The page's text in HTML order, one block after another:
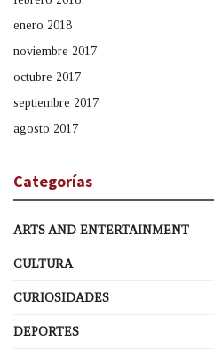
enero 2018
noviembre 2017
octubre 2017
septiembre 2017
agosto 2017
Categorías
ARTS AND ENTERTAINMENT
CULTURA
CURIOSIDADES
DEPORTES